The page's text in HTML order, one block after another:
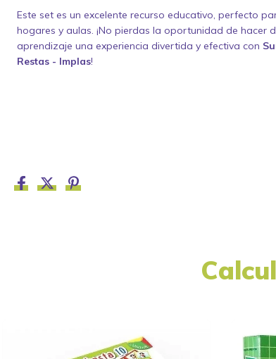
Este set es un excelente recurso educativo, perfecto
hogares y aulas. ¡No pierdas la oportunidad de hacer
aprendizaje una experiencia divertida y efectiva con
Restas - Implas!